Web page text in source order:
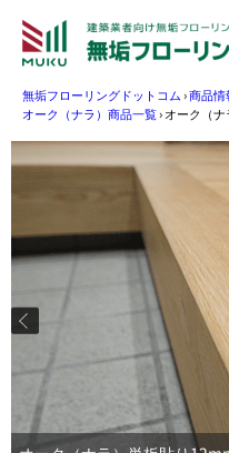
無垢フローリングドットコム›商品
オーク（ナラ）商品一覧›オーク（